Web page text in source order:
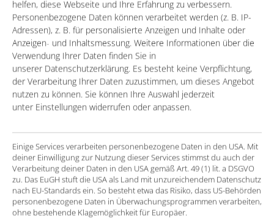
helfen, diese Webseite und Ihre Erfahrung zu verbessern.
Personenbezogene Daten können verarbeitet werden (z. B. IP-
Adressen), z. B. für personalisierte Anzeigen und Inhalte oder
Anzeigen- und Inhaltsmessung. Weitere Informationen über die
Verwendung Ihrer Daten finden Sie in
unserer Datenschutzerklärung. Es besteht keine Verpflichtung,
der Verarbeitung Ihrer Daten zuzustimmen, um dieses Angebot
nutzen zu können. Sie können Ihre Auswahl jederzeit
unter Einstellungen widerrufen oder anpassen.
Einige Services verarbeiten personenbezogene Daten in den USA. Mit
deiner Einwilligung zur Nutzung dieser Services stimmst du auch der
Verarbeitung deiner Daten in den USA gemäß Art. 49 (1) lit. a DSGVO
zu. Das EuGH stuft die USA als Land mit unzureichendem Datenschutz
nach EU-Standards ein. So besteht etwa das Risiko, dass US-Behörden
personenbezogene Daten in Überwachungsprogrammen verarbeiten,
ohne bestehende Klagemöglichkeit für Europäer.
were not supported automatically.
Requirements have already been collected that
should be implemented as part of a joint project
in order to make the recruiting process scalable in
a future-oriented manner
The publication of vacancies to be filled should be
made possible simultaneously on several external
job boards (so-called multiposting).
The solution
Introduction of the ATS “Bullhorn Connexys